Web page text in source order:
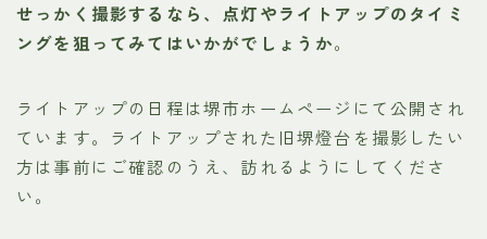
せっかく撮影するなら、点灯やライトアップのタイミ
ングを狙ってみてはいかがでしょうか。
ライトアップの日程は堺市ホームページにて公開され
ています。ライトアップされた旧堺燈台を撮影したい
方は事前にご確認のうえ、訪れるようにしてくださ
い。